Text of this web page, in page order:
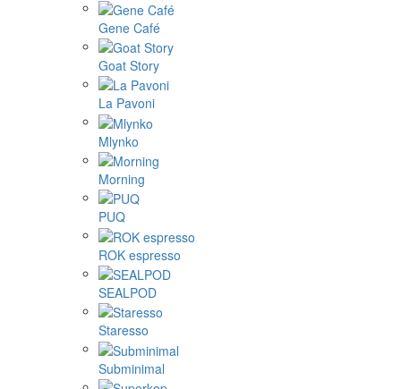
Gene Café
Goat Story
La Pavoni
Mlynko
Morning
PUQ
ROK espresso
SEALPOD
Staresso
Subminimal